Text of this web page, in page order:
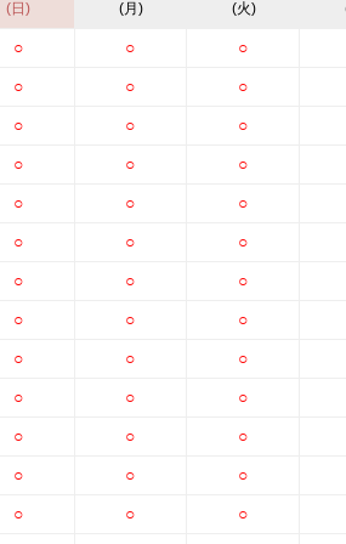
(日)
○
○
○
○
○
○
○
○
○
○
○
○
○
(月)
○
○
○
○
○
○
○
○
○
○
○
○
○
(火)
○
○
○
○
○
○
○
○
○
○
○
○
○